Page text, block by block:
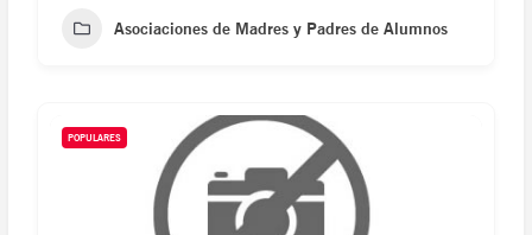
Asociaciones de Madres y Padres de Alumnos
POPULARES